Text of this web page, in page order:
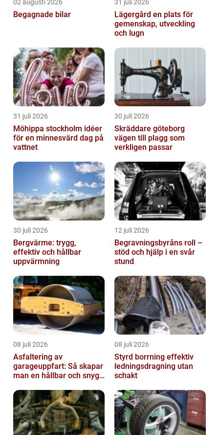
02 augusti 2026
Begagnade bilar
31 juli 2026
Lägergård en plats för
gemenskap, utveckling
och lugn
31 juli 2026
Möhippa stockholm idéer
för en minnesvärd dag på
vattnet
30 juli 2026
Skräddare göteborg
vägen till plagg som
verkligen passar
30 juli 2026
Bergvärme: trygg,
effektiv och hållbar
uppvärmning
12 juli 2026
Begravningsbyråns roll –
stöd och hjälp i en svår
stund
08 juli 2026
Asfaltering av
garageuppfart: Så skapar
man en hållbar och snygg
08 juli 2026
Styrd borrning effektiv
ledningsdragning utan
schakt